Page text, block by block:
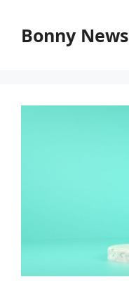
contenuto
Bonny News